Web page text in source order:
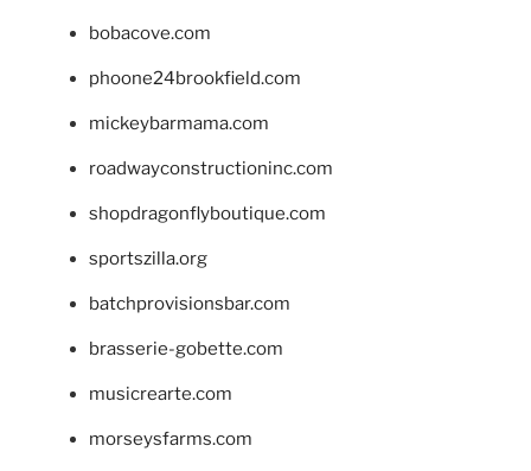
bobacove.com
phoone24brookfield.com
mickeybarmama.com
roadwayconstructioninc.com
shopdragonflyboutique.com
sportszilla.org
batchprovisionsbar.com
brasserie-gobette.com
musicrearte.com
morseysfarms.com